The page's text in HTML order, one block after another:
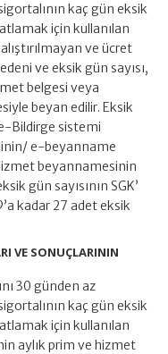
kaç gün eksik
için kullanılan
ve ücret
ve eksik gün sayısı,
belgesi veya
beyan edilir. Eksik
Bildirge sistemi
e-beyanname
beyannamesinin
gün sayısının SGK’
kadar 27 adet eksik
VE SONUÇLARININ
30 günden az
kaç gün eksik
için kullanılan
aylık prim ve hizmet